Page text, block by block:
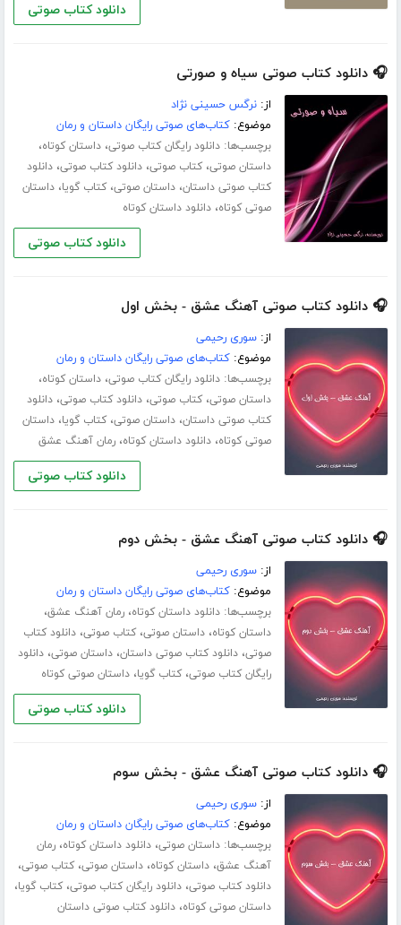
دانلود کتاب صوتی
🎧 دانلود کتاب صوتی سیاه و صورتی
از:نرگس حسینی نژاد
موضوع:کتاب‌های صوتی رایگان داستان و رمان
برچسب‌ها:دانلود رایگان کتاب صوتی،داستان کوتاه،
داستان صوتی،کتاب صوتی،دانلود کتاب صوتی،دانلود
کتاب صوتی داستان،داستان صوتی،کتاب گویا،داستان
صوتی کوتاه،دانلود داستان کوتاه
دانلود کتاب صوتی
🎧 دانلود کتاب صوتی آهنگ عشق - بخش اول
از:سوری رحیمی
موضوع:کتاب‌های صوتی رایگان داستان و رمان
برچسب‌ها:دانلود رایگان کتاب صوتی،داستان کوتاه،
داستان صوتی،کتاب صوتی،دانلود کتاب صوتی،دانلود
کتاب صوتی داستان،داستان صوتی،کتاب گویا،داستان
صوتی کوتاه،دانلود داستان کوتاه،رمان آهنگ عشق
دانلود کتاب صوتی
🎧 دانلود کتاب صوتی آهنگ عشق - بخش دوم
از:سوری رحیمی
موضوع:کتاب‌های صوتی رایگان داستان و رمان
برچسب‌ها:دانلود داستان کوتاه،رمان آهنگ عشق،
داستان کوتاه،داستان صوتی،کتاب صوتی،دانلود کتاب
صوتی،دانلود کتاب صوتی داستان،داستان صوتی،دانلود
رایگان کتاب صوتی،کتاب گویا،داستان صوتی کوتاه
دانلود کتاب صوتی
🎧 دانلود کتاب صوتی آهنگ عشق - بخش سوم
از:سوری رحیمی
موضوع:کتاب‌های صوتی رایگان داستان و رمان
برچسب‌ها:داستان صوتی،دانلود داستان کوتاه،رمان
آهنگ عشق،داستان کوتاه،داستان صوتی،کتاب صوتی،
دانلود کتاب صوتی،دانلود رایگان کتاب صوتی،کتاب گویا،
داستان صوتی کوتاه،دانلود کتاب صوتی داستان